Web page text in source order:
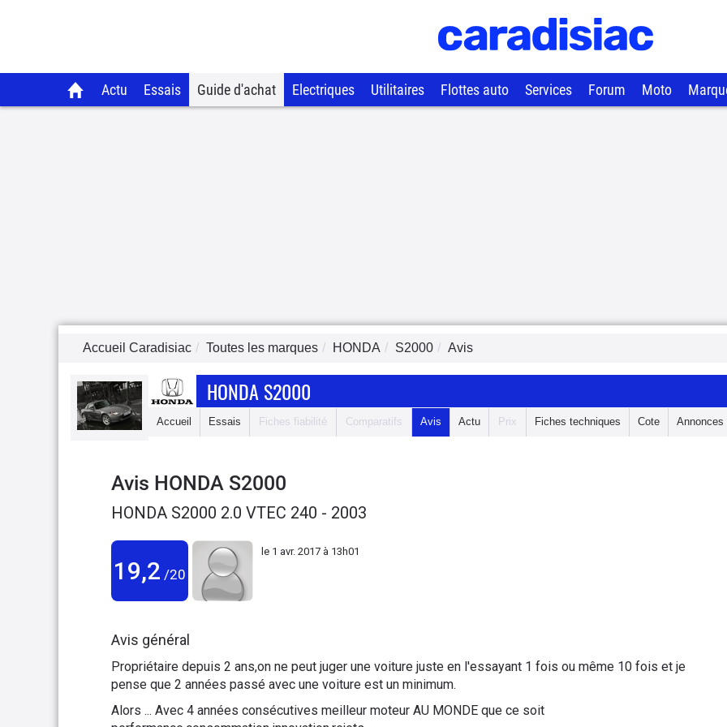
Actu Essais Guide d'achat Electriques Utilitaires Flottes auto Services Forum Moto
Accueil Caradisiac Toutes les marques HONDA S2000 Avis
HONDA S2000
Accueil Essais Fiches fiabilité Comparatifs Avis Actu Prix Fiches techniques Cote Annonces
Avis HONDA S2000
HONDA S2000 2.0 VTEC 240 - 2003
19,2 /20
le 1 avr. 2017 à 13h01
Avis général
Propriétaire depuis 2 ans,on ne peut juger une voiture juste en l'essayant 1 fois ou même 10 fois et je
pense que 2 années passé avec une voiture est un minimum.
Alors ... Avec 4 années consécutives meilleur moteur AU MONDE que ce soit